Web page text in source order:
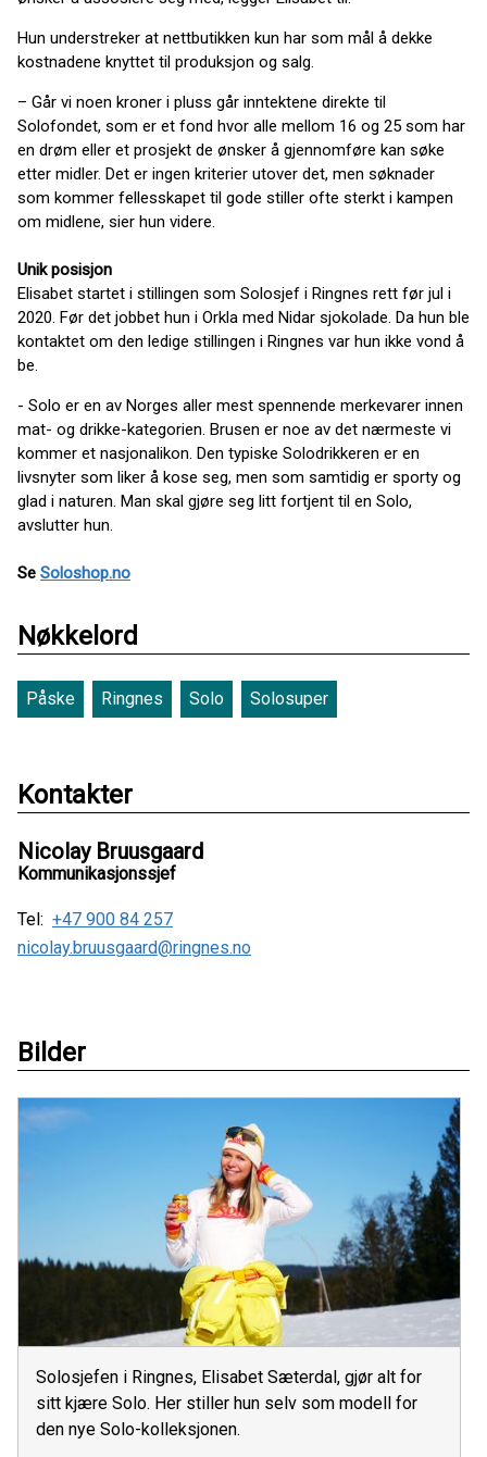
Hun understreker at nettbutikken kun har som mål å dekke
kostnadene knyttet til produksjon og salg.
– Går vi noen kroner i pluss går inntektene direkte til
Solofondet, som er et fond hvor alle mellom 16 og 25 som har
en drøm eller et prosjekt de ønsker å gjennomføre kan søke
etter midler. Det er ingen kriterier utover det, men søknader
som kommer fellesskapet til gode stiller ofte sterkt i kampen
om midlene, sier hun videre.
Unik posisjon
Elisabet startet i stillingen som Solosjef i Ringnes rett før jul i
2020. Før det jobbet hun i Orkla med Nidar sjokolade. Da hun ble
kontaktet om den ledige stillingen i Ringnes var hun ikke vond å
be.
- Solo er en av Norges aller mest spennende merkevarer innen
mat- og drikke-kategorien. Brusen er noe av det nærmeste vi
kommer et nasjonalikon. Den typiske Solodrikkeren er en
livsnyter som liker å kose seg, men som samtidig er sporty og
glad i naturen. Man skal gjøre seg litt fortjent til en Solo,
avslutter hun.
Se Soloshop.no
Nøkkelord
Påske Ringnes Solo Solosuper
Kontakter
Nicolay Bruusgaard
Kommunikasjonssjef
Tel: +47 900 84 257
nicolay.bruusgaard@ringnes.no
Bilder
Solosjefen i Ringnes, Elisabet Sæterdal, gjør alt for
sitt kjære Solo. Her stiller hun selv som modell for
den nye Solo-kolleksjonen.